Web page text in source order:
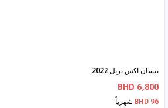
نيسان اكس تريل 2022
6,800 BHD
96 BHD شهرياً